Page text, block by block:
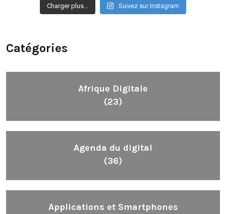
Charger plus… Suivez sur Instagram
Catégories
Afrique Digitale
(23)
Agenda du digital
(36)
Applications et Smartphones